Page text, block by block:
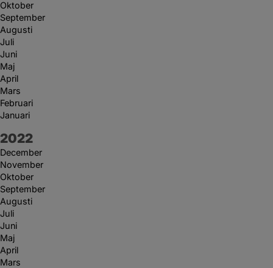
Oktober
September
Augusti
Juli
Juni
Maj
April
Mars
Februari
Januari
År:
2022
December
November
Oktober
September
Augusti
Juli
Juni
Maj
April
Mars